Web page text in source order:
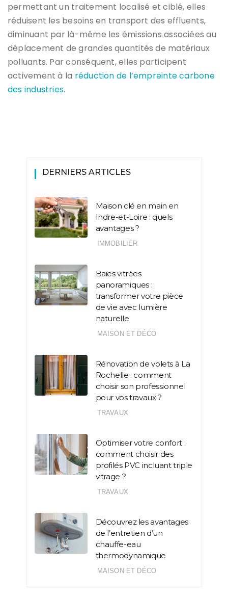
permettant un traitement localisé et ciblé, elles
réduisent les besoins en transport des effluents,
diminuant par là-même les émissions associées au
déplacement de grandes quantités de matériaux
polluants. Par conséquent, elles participent
activement à la réduction de l’empreinte carbone
des industries.
DERNIERS ARTICLES
Maison clé en main en
Indre-et-Loire : quels
avantages ?
IMMOBILIER
Baies vitrées
panoramiques :
transformer votre pièce
de vie avec lumière
naturelle
MAISON ET DÉCO
Rénovation de volets à La
Rochelle : comment
choisir son professionnel
pour vos travaux ?
TRAVAUX
Optimiser votre confort :
comment choisir des
profilés PVC incluant triple
vitrage ?
TRAVAUX
Découvrez les avantages
de l’entretien d’un
chauffe-eau
thermodynamique
MAISON ET DÉCO